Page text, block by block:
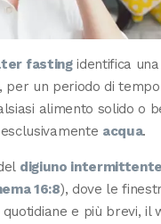
fastingidentifica
per un periodo di
alimento solido o
acqua.
digiuno intermittente
16:8), dove le
quotidiane e più brevi, il